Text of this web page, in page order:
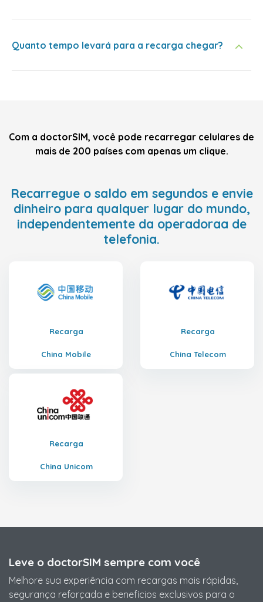
Quanto tempo levará para a recarga chegar?
Com a doctorSIM, você pode recarregar celulares de
mais de 200 países com apenas um clique.
Recarregue o saldo em segundos e envie
dinheiro para qualquer lugar do mundo,
independentemente da operadoraa de
telefonia.
Recarga
China Mobile
Recarga
China Telecom
Recarga
China Unicom
Leve o doctorSIM sempre com você
Melhore sua experiência com recargas mais rápidas,
segurança reforçada e benefícios exclusivos para o